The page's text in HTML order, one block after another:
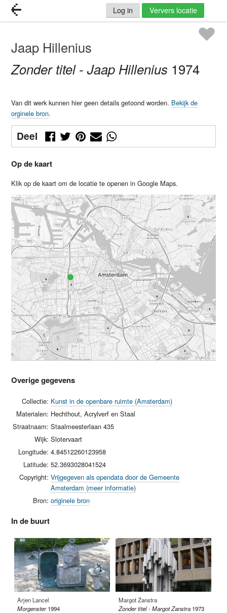
Log in Ververs locatie
Jaap Hillenius
Zonder titel - Jaap Hillenius 1974
Van dit werk kunnen hier geen details getoond worden. Bekijk de
orginele bron.
Deel
Op de kaart
Klik op de kaart om de locatie te openen in Google Maps.
Overige gegevens
Collectie: Kunst in de openbare ruimte (Amsterdam)
Materialen: Hechthout, Acrylverf en Staal
Straatnaam: Staalmeesterlaan 435
Wijk: Slotervaart
Longitude: 4.84512260123958
Latitude: 52.3693028041524
Copyright: Vrijgegeven als opendata door de Gemeente
Amsterdam (meer informatie)
Bron: originele bron
In de buurt
Arjen Lancel
Morgenster 1994
Margot Zanstra
Zonder titel - Margot Zanstra 1973